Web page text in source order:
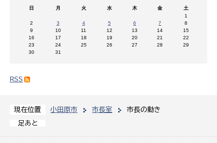
現在位置 小田原市 市長室
市長の動き
足あと
日 月 火 水 木 金
土
1
2
3 4 5 6 7
8
9
10 11 12 13 14
15
16
17 18 19 20 21
22
23
24 25 26 27 28
29
30
31
RSS